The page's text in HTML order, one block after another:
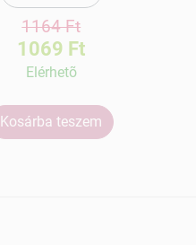
1164 Ft
1069 Ft
Elérhetõ
Kosárba teszem